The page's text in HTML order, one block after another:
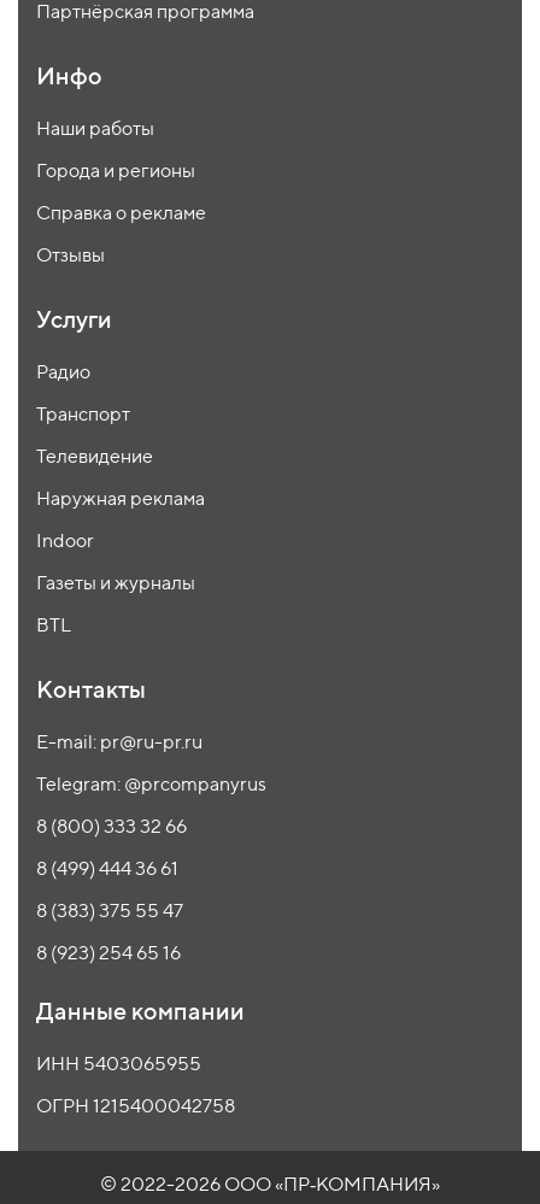
Партнёрская программа
Инфо
Наши работы
Города и регионы
Справка о рекламе
Отзывы
Услуги
Радио
Транспорт
Телевидение
Наружная реклама
Indoor
Газеты и журналы
BTL
Контакты
E-mail: pr@ru-pr.ru
Telegram: @prcompanyrus
8 (800) 333 32 66
8 (499) 444 36 61
8 (383) 375 55 47
8 (923) 254 65 16
Данные компании
ИНН 5403065955
ОГРН 1215400042758
© 2022-2026 ООО «ПР‑КОМПАНИЯ»